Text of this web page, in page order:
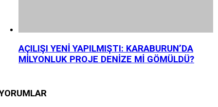
AÇILIŞI YENİ YAPILMIŞTI: KARABURUN’DA
MİLYONLUK PROJE DENİZE Mİ GÖMÜLDÜ?